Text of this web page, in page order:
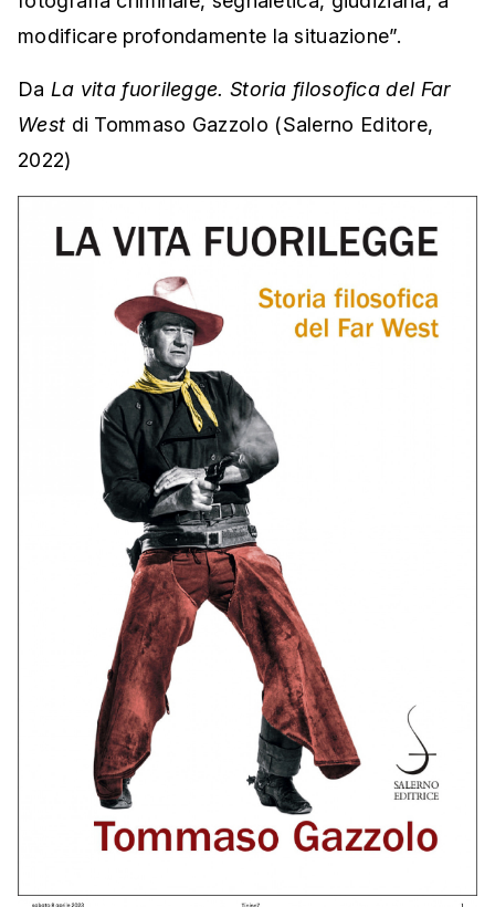
modificare profondamente la situazione”.
Da La vita fuorilegge. Storia filosofica del Far
West di Tommaso Gazzolo (Salerno Editore,
2022)